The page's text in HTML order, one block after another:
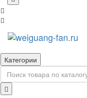
Категории